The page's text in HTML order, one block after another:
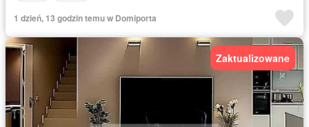
1 dzień, 13 godzin temu w Domiporta
Zaktualizowane